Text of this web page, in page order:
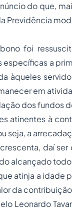
do que,
Previdência
foi
a
àqueles
em
dos fundos
atinentes à
seja, a
daí
alcançado
atinja a idade
da
Leonardo